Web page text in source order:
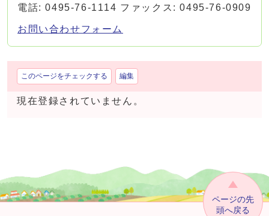
電話: 0495-76-1114 ファックス: 0495-76-0909
お問い合わせフォーム
このページをチェックする 編集
現在登録されていません。
ページの先
頭へ戻る